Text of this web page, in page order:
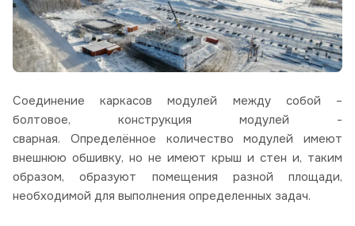
Соединение каркасов модулей между собой –
болтовое, конструкция модулей -
сварная. Определённое количество модулей имеют
внешнюю обшивку, но не имеют крыш и стен и, таким
образом, образуют помещения разной площади,
необходимой для выполнения определенных задач.